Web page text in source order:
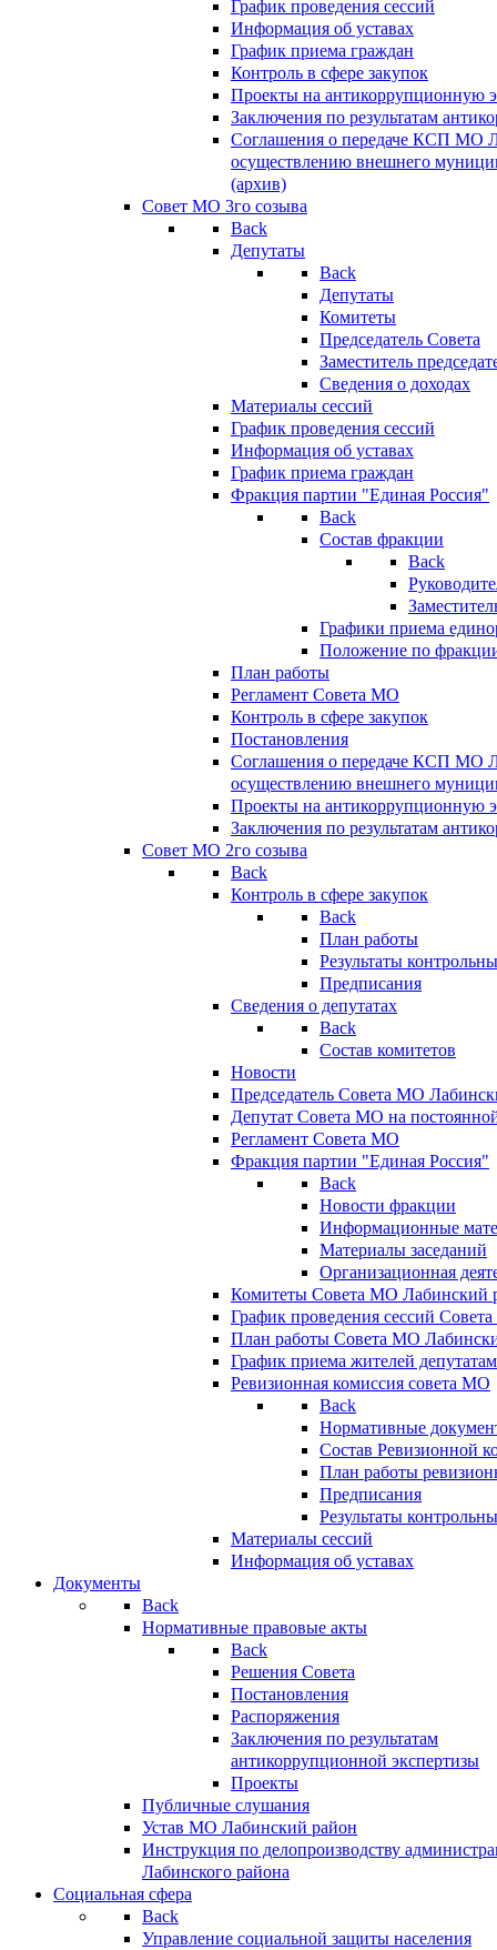
График проведения сессий
Информация об уставах
График приема граждан
Контроль в сфере закупок
Проекты на антикоррупционную
Заключения по результатам
Соглашения о передаче КСП МО
осуществлению внешнего
(архив)
Совет МО 3го созыва
Back
Депутаты
Back
Депутаты
Комитеты
Председатель Совета
Заместитель
Сведения о доходах
Материалы сессий
График проведения сессий
Информация об уставах
График приема граждан
Фракция партии "Единая Россия"
Back
Состав фракции
Back
Графики приема
Положение по
План работы
Регламент Совета МО
Контроль в сфере закупок
Постановления
Соглашения о передаче КСП МО
осуществлению внешнего
Проекты на антикоррупционную
Заключения по результатам
Совет МО 2го созыва
Back
Контроль в сфере закупок
Back
План работы
Результаты
Предписания
Сведения о депутатах
Back
Состав комитетов
Новости
Председатель Совета МО
Депутат Совета МО на
Регламент Совета МО
Фракция партии "Единая Россия"
Back
Новости фракции
Информационные
Материалы заседаний
Организационная
Комитеты Совета МО Лабинский
График проведения сессий
План работы Совета МО
График приема жителей
Ревизионная комиссия совета МО
Back
Нормативные
Состав Ревизионной
План работы
Предписания
Результаты
Материалы сессий
Информация об уставах
Документы
Back
Нормативные правовые акты
Back
Решения Совета
Постановления
Распоряжения
Заключения по результатам
антикоррупционной экспертизы
Проекты
Публичные слушания
Устав МО Лабинский район
Инструкция по делопроизводству
Лабинского района
Социальная сфера
Back
Управление социальной защиты населения